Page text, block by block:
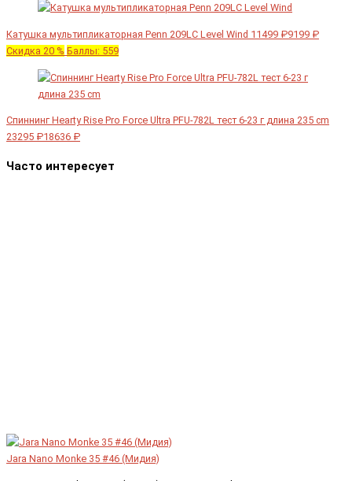
Катушка мультипликаторная Penn 209LC Level Wind 11499 ₽9199 ₽
Скидка 20 % Баллы: 559
Спиннинг Hearty Rise Pro Force Ultra PFU-782L тест 6-23 г длина 235 cm
23295 ₽18636 ₽
Часто интересует
Jara Nano Monke 35 #46 (Мидия)